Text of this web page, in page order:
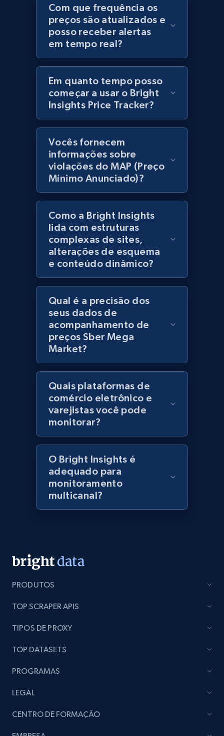
1.1K+ 149+ Comece agora
Best Buy products - Collect data on
products using specified keywords
URL, Product id, Title, Images, Final price,
Currency, Discount, Initial price, and more.
1.1K+ 149+ Comece agora
Lazada - Products
URL, Title, Rating, Reviews, Initial price, Final
price, Currency, Stock, and more.
991+ Comece agora
keyword
URL, Title, Rating, Reviews, Initial price, Final
price, Currency, Stock, and more.
991+ 165+ Comece agora
Lazada - Products - Discover products by
category URL or brand URL
URL, Title, Rating, Reviews, Initial price, Final
price, Currency, Stock, and more.
991+ 165+
brand URL
URL, Title, Rating, Reviews, Initial price, Final
Lowes.com
Com que frequência os
preços são atualizados e
posso receber alertas
em tempo real?
Em quanto tempo posso
começar a usar o Bright
Insights Price Tracker?
Vocês fornecem
informações sobre
violações do MAP (Preço
Mínimo Anunciado)?
Como a Bright Insights
lida com estruturas
complexas de sites,
alterações de esquema
e conteúdo dinâmico?
Qual é a precisão dos
seus dados de
acompanhamento de
preços Sber Mega
Market?
Quais plataformas de
comércio eletrônico e
varejistas você pode
monitorar?
O Bright Insights é
adequado para
monitoramento
multicanal?
PRODUTOS
TOP SCRAPER APIS
TIPOS DE PROXY
TOP DATASETS
PROGRAMAS
LEGAL
CENTRO DE FORMAÇÃO